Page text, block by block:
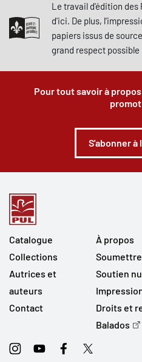
Le travail d'édition des
d'ici. De plus,
papiers issus de
grand respect
Pour tout savoir à
S'abonner
Catalogue
Collections
Autrices et
auteurs
Contact
À propos
Soutien
Droits et
Balados
InstagramYoutubeFacebookTwitter